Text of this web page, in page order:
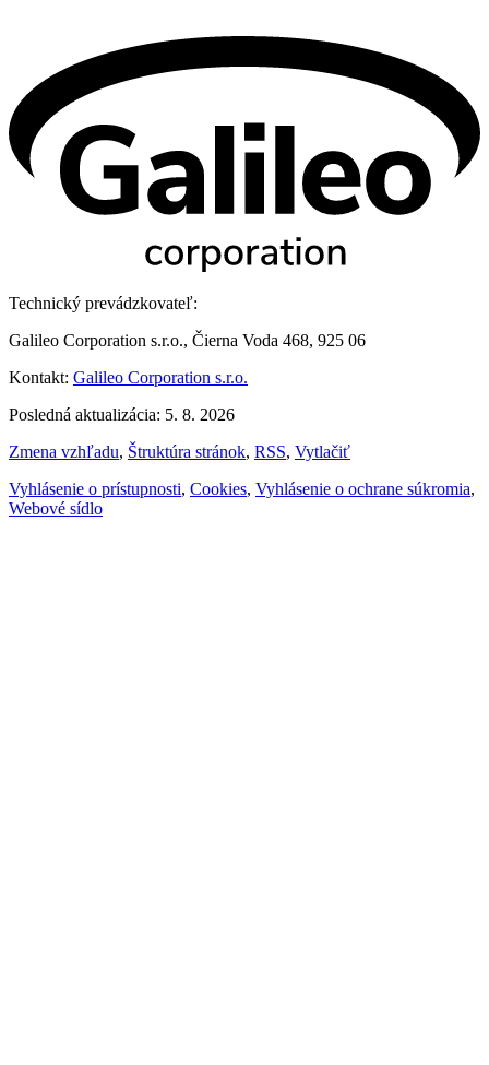
Technický prevádzkovateľ:
Galileo Corporation s.r.o., Čierna Voda 468, 925 06
Kontakt: Galileo Corporation s.r.o.
Posledná aktualizácia: 5. 8. 2026
Zmena vzhľadu, Štruktúra stránok, RSS, Vytlačiť
Vyhlásenie o prístupnosti, Cookies, Vyhlásenie o ochrane súkromia,
Webové sídlo